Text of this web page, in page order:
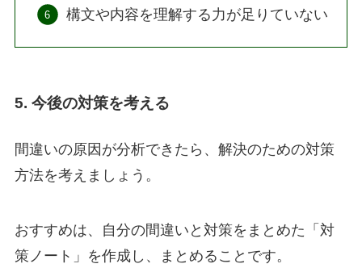
構文や内容を理解する力が足りていない
5. 今後の対策を考える
間違いの原因が分析できたら、解決のための対策
方法を考えましょう。
おすすめは、自分の間違いと対策をまとめた「対
策ノート」を作成し、まとめることです。